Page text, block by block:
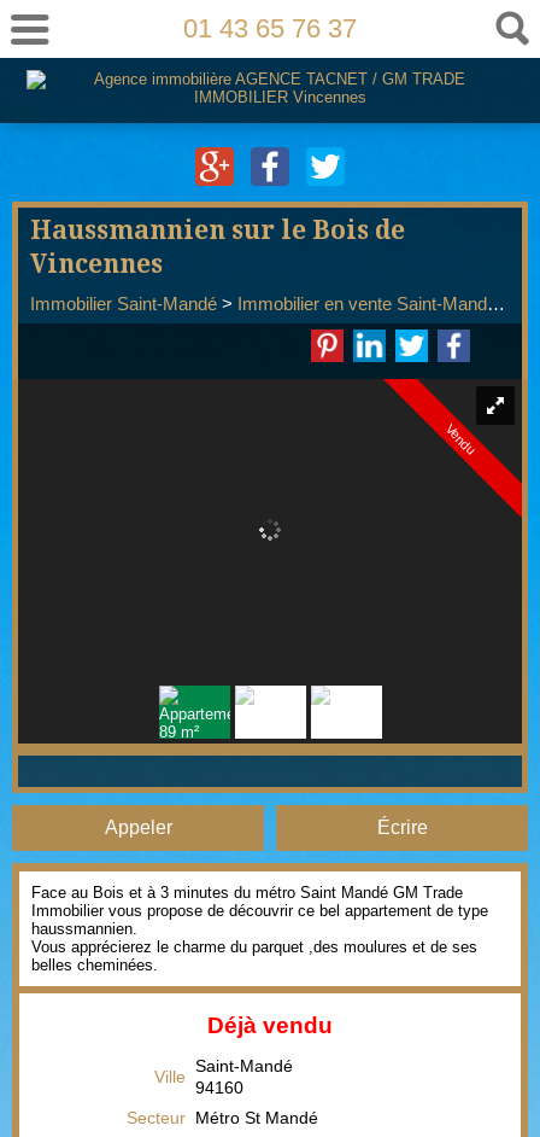
01 43 65 76 37
Haussmannien sur le Bois de
Vincennes
Immobilier Saint-Mandé > Immobilier en vente Saint-Mandé >
Vendu
Appeler Écrire
Face au Bois et à 3 minutes du métro Saint Mandé GM Trade
Immobilier vous propose de découvrir ce bel appartement de type
haussmannien.
Vous apprécierez le charme du parquet ,des moulures et de ses
belles cheminées.
Déjà vendu
Ville
Saint-Mandé
94160
Secteur Métro St Mandé